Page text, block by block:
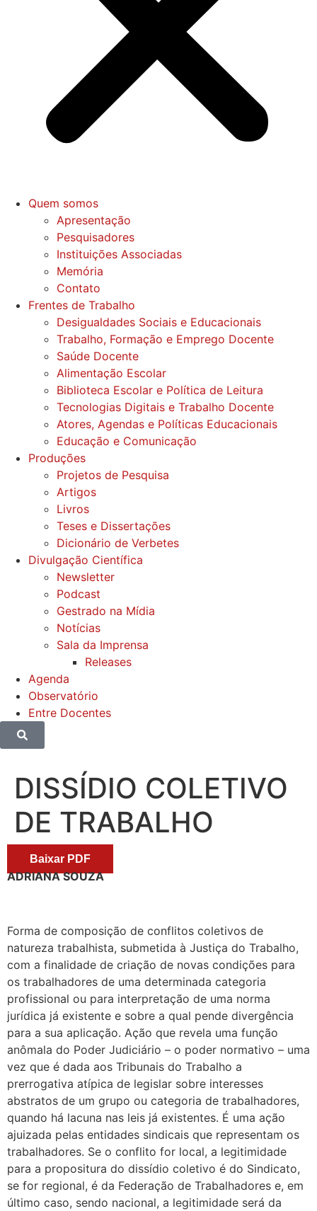
Quem somos
Apresentação
Pesquisadores
Instituições Associadas
Memória
Contato
Frentes de Trabalho
Desigualdades Sociais e Educacionais
Trabalho, Formação e Emprego Docente
Saúde Docente
Alimentação Escolar
Biblioteca Escolar e Política de Leitura
Tecnologias Digitais e Trabalho Docente
Atores, Agendas e Políticas Educacionais
Educação e Comunicação
Produções
Projetos de Pesquisa
Artigos
Livros
Teses e Dissertações
Dicionário de Verbetes
Divulgação Científica
Newsletter
Podcast
Gestrado na Mídia
Notícias
Sala da Imprensa
Releases
Agenda
Observatório
Entre Docentes
DISSÍDIO COLETIVO
DE TRABALHO
Baixar PDF
ADRIANA SOUZA
Forma de composição de conflitos coletivos de
natureza trabalhista, submetida à Justiça do Trabalho,
com a finalidade de criação de novas condições para
os trabalhadores de uma determinada categoria
profissional ou para interpretação de uma norma
jurídica já existente e sobre a qual pende divergência
para a sua aplicação. Ação que revela uma função
anômala do Poder Judiciário – o poder normativo – uma
vez que é dada aos Tribunais do Trabalho a
prerrogativa atípica de legislar sobre interesses
abstratos de um grupo ou categoria de trabalhadores,
quando há lacuna nas leis já existentes. É uma ação
ajuizada pelas entidades sindicais que representam os
trabalhadores. Se o conflito for local, a legitimidade
para a propositura do dissídio coletivo é do Sindicato,
se for regional, é da Federação de Trabalhadores e, em
último caso, sendo nacional, a legitimidade será da